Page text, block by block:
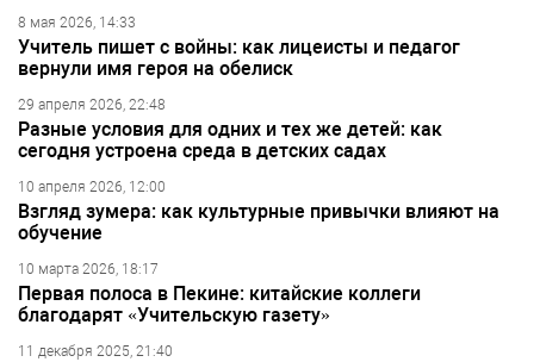
8 мая 2026, 14:33
Учитель пишет с войны: как лицеисты и педагог
вернули имя героя на обелиск
29 апреля 2026, 22:48
Разные условия для одних и тех же детей: как
сегодня устроена среда в детских садах
10 апреля 2026, 12:00
Взгляд зумера: как культурные привычки влияют на
обучение
10 марта 2026, 18:17
Первая полоса в Пекине: китайские коллеги
благодарят «Учительскую газету»
11 декабря 2025, 21:40